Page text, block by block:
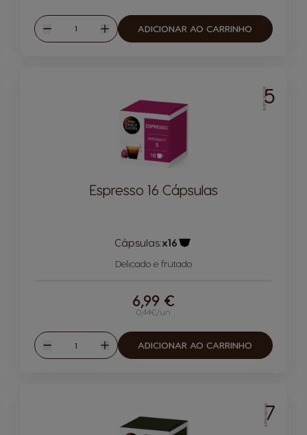
Reduzir
Quantidade
Aumentar
ADICIONAR AO CARRINHO
INTENSIDADE5
Espresso 16 Cápsulas
Cápsulas:x16
Delicado e frutado
0,44€/un
6,99 €
Reduzir
Quantidade
Aumentar
ADICIONAR AO CARRINHO
INTENSIDADE7